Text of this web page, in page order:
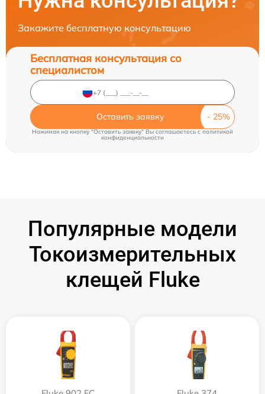
Закажите бесплатную консультацию
Бесплатная консультация со
специалистом
Оставить заявку
Нажимая на кнопку "Оставить заявку" Вы соглашаетесь cполитикой
конфиденциальности
Популярные модели
Токоизмерительных
клещей Fluke